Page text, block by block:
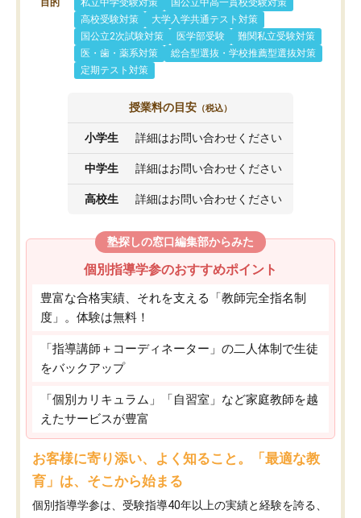
目的 私立中学受験対策
国公立中高一貫校受験対策
高校受験対策
大学入学共通テスト対策
国公立2次試験対策
医学部受験
難関私立受験対策
医・歯・薬系対策
総合型選抜・学校推薦型選抜対策
定期テスト対策
授業料の目安 （税込）
小学生 詳細はお問い合わせください
中学生 詳細はお問い合わせください
高校生 詳細はお問い合わせください
塾探しの窓口編集部からみた
個別指導学参のおすすめポイント
豊富な合格実績、それを支える「教師完全指名制
度」。体験は無料！
「指導講師＋コーディネーター」の二人体制で生徒
をバックアップ
「個別カリキュラム」「自習室」など家庭教師を越
えたサービスが豊富
お客様に寄り添い、よく知ること。「最適な教
育」は、そこから始まる
個別指導学参は、受験指導40年以上の実績と経験を誇る、